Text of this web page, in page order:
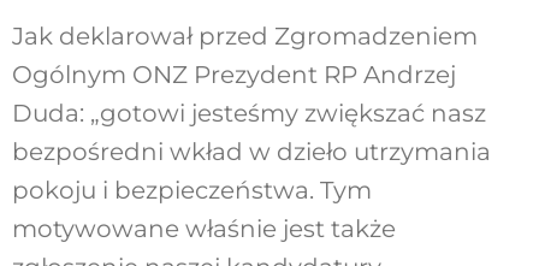
Jak deklarował przed Zgromadzeniem
Ogólnym ONZ Prezydent RP Andrzej
Duda: „gotowi jesteśmy zwiększać nasz
bezpośredni wkład w dzieło utrzymania
pokoju i bezpieczeństwa. Tym
motywowane właśnie jest także